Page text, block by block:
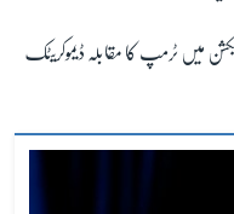
میں ٹرمپ کا مقابلہ ڈیموکریٹک